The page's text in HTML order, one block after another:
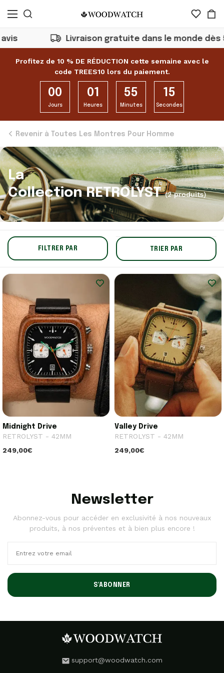
Livraison gratuite dans le monde dès
Profitez de 10 % DE RÉDUCTION cette semaine avec le
code TREES10 lors du paiement.
00
Jours
01
Heures
55
Minutes
15
Secondes
Revenir à Toutes Les Montres Pour Homme
La
Collection RETROLYST (2 produits)
FILTRER PAR TRIER PAR
Midnight Drive
RETROLYST - 42MM
249,00€
Valley Drive
RETROLYST - 42MM
249,00€
Newsletter
Abonnez-vous pour accéder en exclusivité à nos nouveaux
produits, à nos préventes et à bien plus encore !
S'ABONNER
support@woodwatch.com